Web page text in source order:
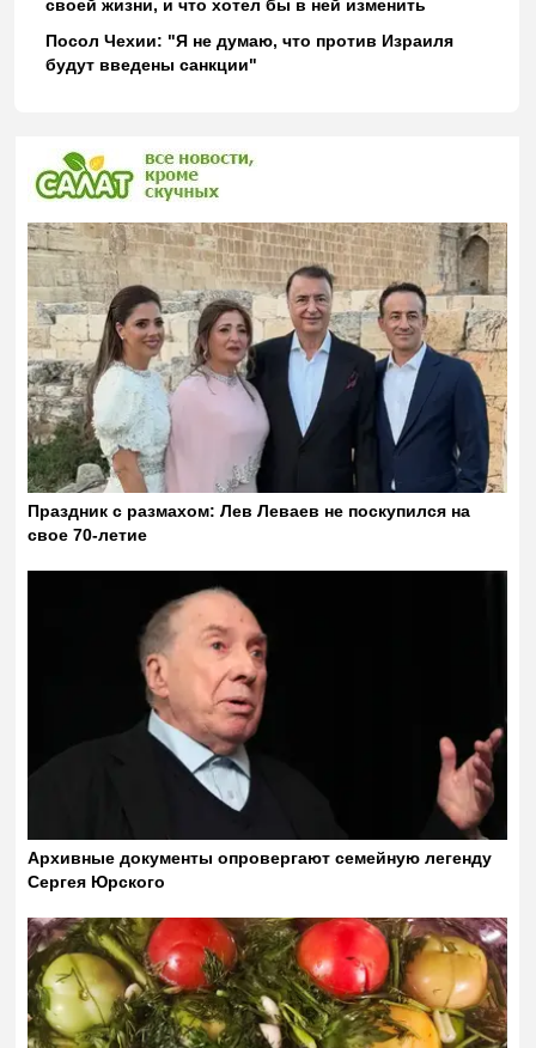
своей жизни, и что хотел бы в ней изменить
Посол Чехии: "Я не думаю, что против Израиля
будут введены санкции"